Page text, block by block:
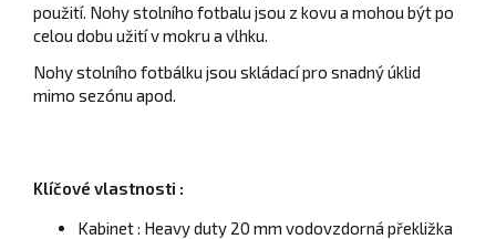
použití. Nohy stolního fotbalu jsou z kovu a mohou být po
celou dobu užití v mokru a vlhku.
Nohy stolního fotbálku jsou skládací pro snadný úklid
mimo sezónu apod.
Klíčové vlastnosti :
Kabinet : Heavy duty 20 mm vodovzdorná překližka